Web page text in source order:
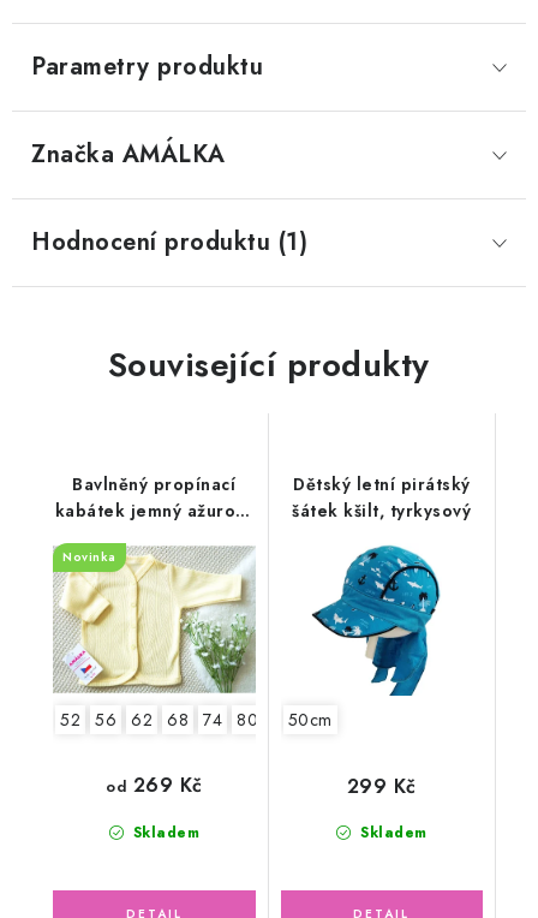
Parametry produktu
Značka AMÁLKA
Hodnocení produktu (1)
Související produkty
Bavlněný propínací
kabátek jemný ažurový
vzor, sluníčkově žlutý
Novinka
52 56 62 68 74 80 86
Skladem
od 269 Kč
Dětský letní pirátský
šátek kšilt, tyrkysový
50cm
Skladem
299 Kč